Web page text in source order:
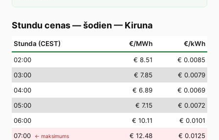
Stundu cenas — šodien — Kiruna
Stunda (CEST) €/MWh €/kWh
02:00 € 8.51
€ 0.0085
03:00 € 7.85
€ 0.0079
04:00 € 6.89
€ 0.0069
05:00 € 7.15
€ 0.0072
06:00 € 10.11
€ 0.0101
07:00 ← maksimums € 12.48
€ 0.0125